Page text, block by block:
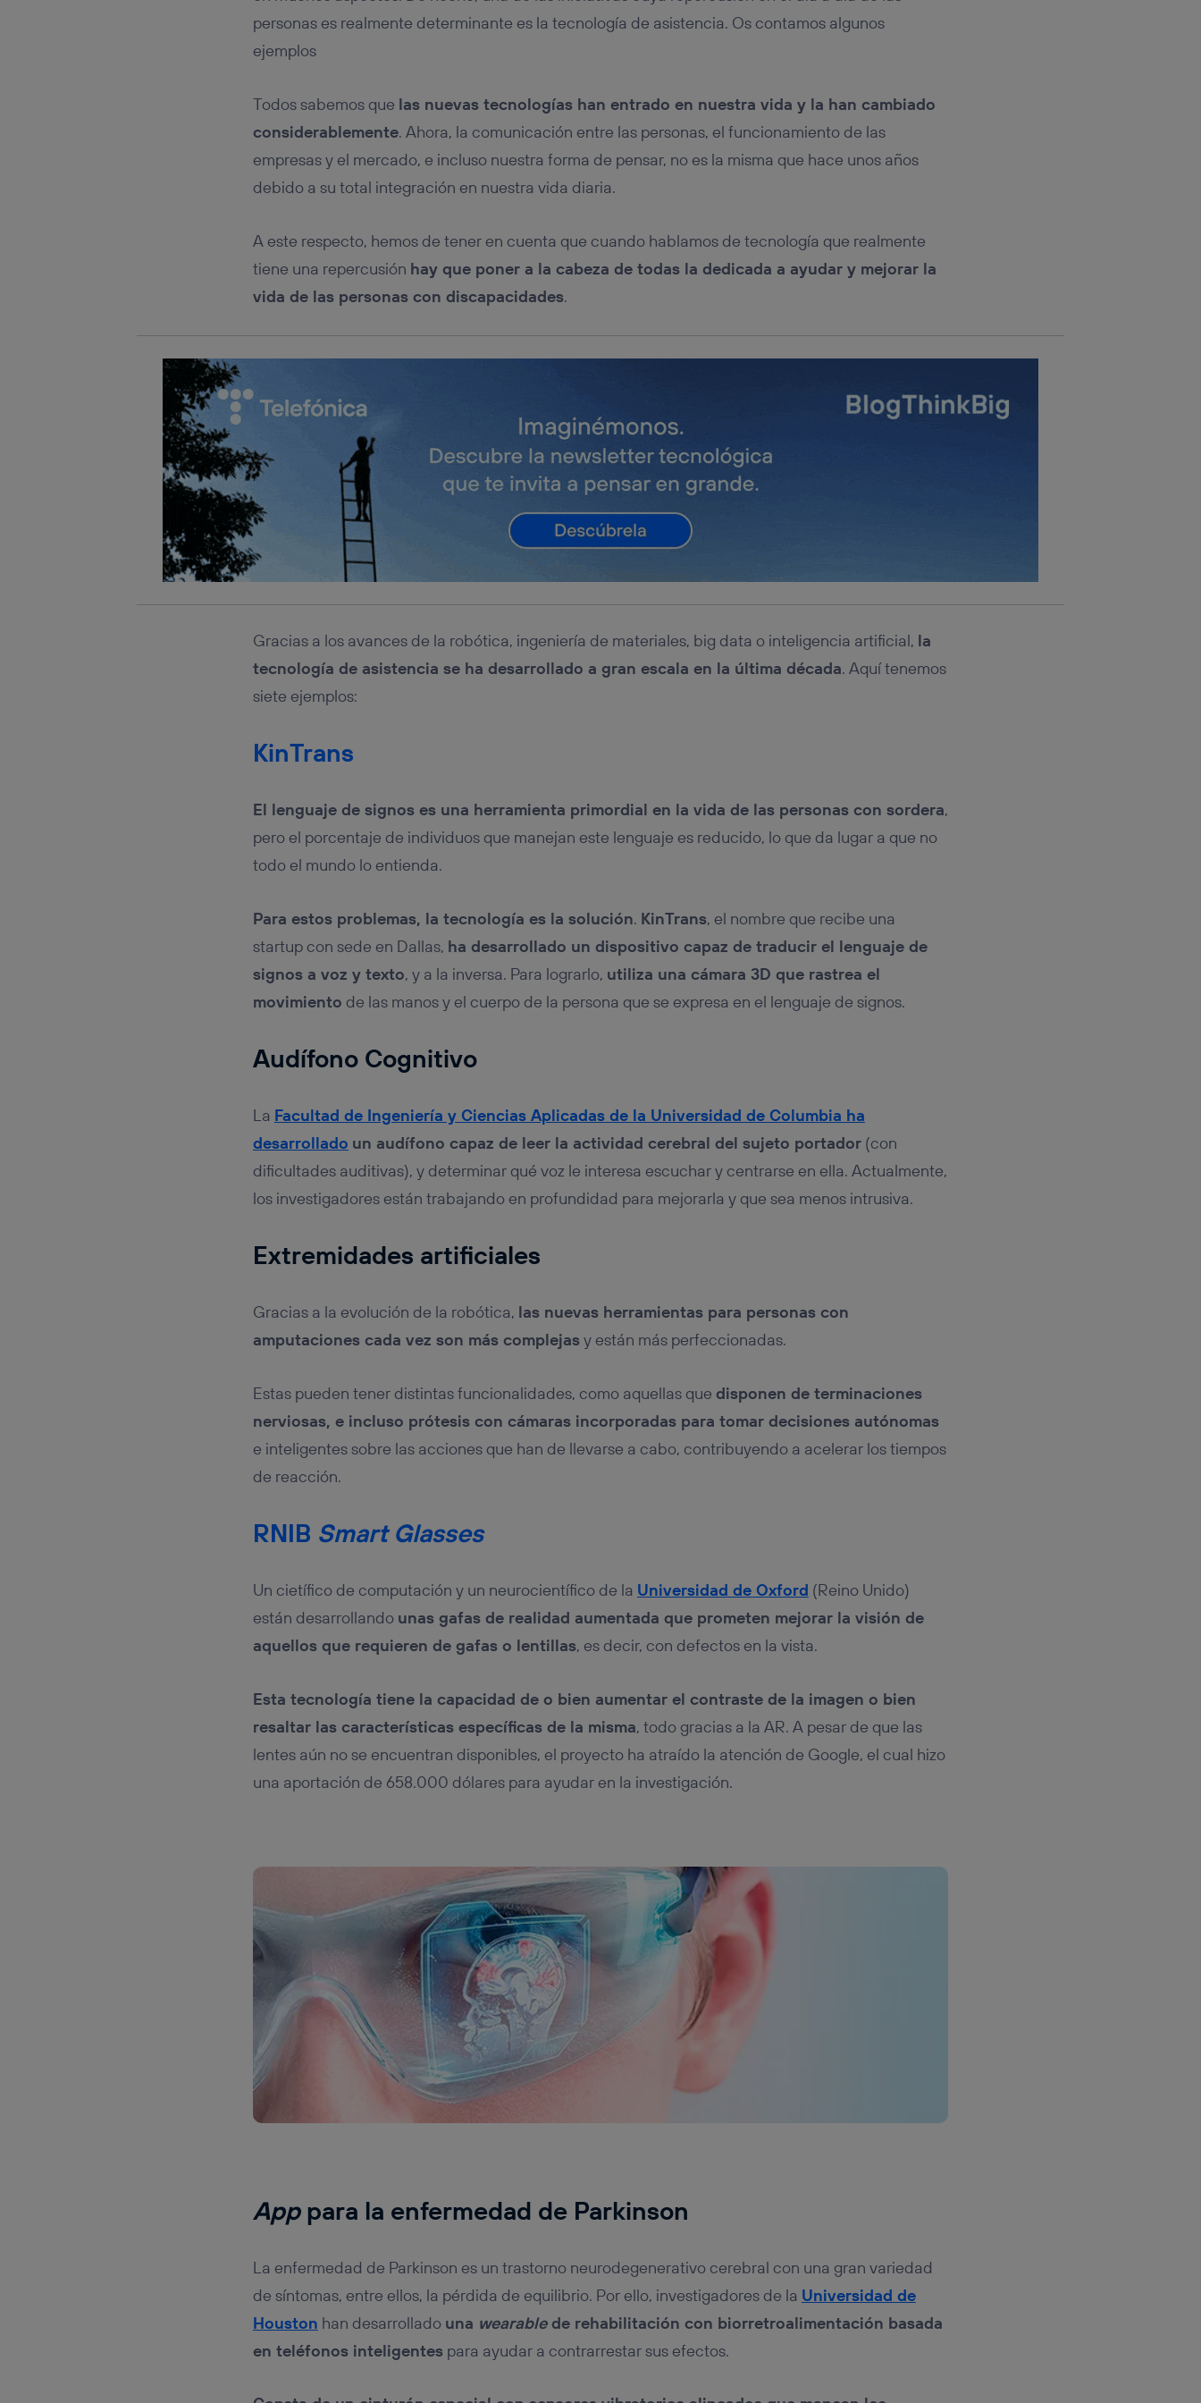
personas es realmente determinante es la tecnología de asistencia. Os contamos algunos
ejemplos
Todos sabemos que las nuevas tecnologías han entrado en nuestra vida y la han cambiado
considerablemente. Ahora, la comunicación entre las personas, el funcionamiento de las
empresas y el mercado, e incluso nuestra forma de pensar, no es la misma que hace unos años
debido a su total integración en nuestra vida diaria.
A este respecto, hemos de tener en cuenta que cuando hablamos de tecnología que realmente
tiene una repercusión hay que poner a la cabeza de todas la dedicada a ayudar y mejorar la
vida de las personas con discapacidades.
Gracias a los avances de la robótica, ingeniería de materiales, big data o inteligencia artificial, la
tecnología de asistencia se ha desarrollado a gran escala en la última década. Aquí tenemos
siete ejemplos:
KinTrans
El lenguaje de signos es una herramienta primordial en la vida de las personas con sordera,
pero el porcentaje de individuos que manejan este lenguaje es reducido, lo que da lugar a que no
todo el mundo lo entienda.
Para estos problemas, la tecnología es la solución. KinTrans, el nombre que recibe una
startup con sede en Dallas, ha desarrollado un dispositivo capaz de traducir el lenguaje de
signos a voz y texto, y a la inversa. Para lograrlo, utiliza una cámara 3D que rastrea el
movimiento de las manos y el cuerpo de la persona que se expresa en el lenguaje de signos.
Audífono Cognitivo
La Facultad de Ingeniería y Ciencias Aplicadas de la Universidad de Columbia ha
desarrollado un audífono capaz de leer la actividad cerebral del sujeto portador(con
dificultades auditivas), y determinar qué voz le interesa escuchar y centrarse en ella. Actualmente,
los investigadores están trabajando en profundidad para mejorarla y que sea menos intrusiva.
Extremidades artificiales
Gracias a la evolución de la robótica, las nuevas herramientas para personas con
amputaciones cada vez son más complejasy están más perfeccionadas.
Estas pueden tener distintas funcionalidades, como aquellas que disponen de terminaciones
nerviosas, e incluso prótesis con cámaras incorporadas para tomar decisiones autónomas
e inteligentes sobre las acciones que han de llevarse a cabo, contribuyendo a acelerar los tiempos
de reacción.
RNIB Smart Glasses
Un cietífico de computación y un neurocientífico de la Universidad de Oxford (Reino Unido)
están desarrollando unas gafas de realidad aumentada que prometen mejorar la visión de
aquellos que requieren de gafas o lentillas, es decir, con defectos en la vista.
Esta tecnología tiene la capacidad de o bien aumentar el contraste de la imagen o bien
resaltar las características específicas de la misma, todo gracias a la AR. A pesar de que las
lentes aún no se encuentran disponibles, el proyecto ha atraído la atención de Google, el cual hizo
una aportación de 658.000 dólares para ayudar en la investigación.
Apppara la enfermedad de Parkinson
La enfermedad de Parkinson es un trastorno neurodegenerativo cerebral con una gran variedad
de síntomas, entre ellos, la pérdida de equilibrio. Por ello, investigadores de la Universidad de
Houston han desarrollado una wearablede rehabilitación con biorretroalimentación basada
en teléfonos inteligentespara ayudar a contrarrestar sus efectos.
conecte su dispositivo y consienta el uso de la tecnología recibirá el mismo identificador.
hayan dado su consentimiento.
Si utilizas
, el marketing será más personalizado, ya que se basará
únicamente en la navegación del usuario del móvil.
Puedes gestionar los consentimientos Utiq seleccionando “Administrar Utiq” en la parte
inferior de esta página web o visitando el
portal de privacidad de Utiq (“consenthub”)
Para más información, consulta la política de privacidad de Utiq